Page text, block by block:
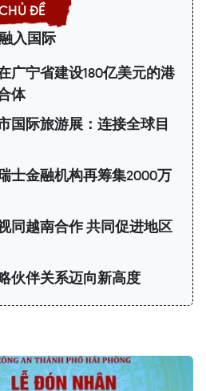
入国际
广宁省建设180亿美元的港
体
国际旅游展：连接全球目
士金融机构再筹集2000万
同越南合作 共同促进地区
伙伴关系迈向新高度